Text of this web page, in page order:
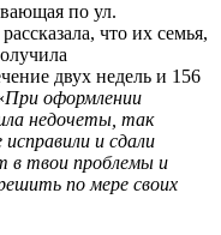
по ул.
что их семья,
двух недель и 156
При оформлении
недочеты, так
и сдали
в твои проблемы и
по мере своих